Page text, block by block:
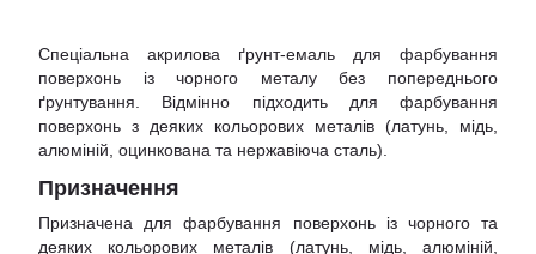
Спеціальна акрилова ґрунт-емаль для фарбування
поверхонь із чорного металу без попереднього
ґрунтування. Відмінно підходить для фарбування
поверхонь з деяких кольорових металів (латунь, мідь,
алюміній, оцинкована та нержавіюча сталь).
Призначення
Призначена для фарбування поверхонь із чорного та
деяких кольорових металів (латунь, мідь, алюміній,